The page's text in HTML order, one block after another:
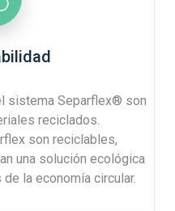
sistema Separflex® son
reciclados.
son reciclables,
una solución ecológica
la economía circular.